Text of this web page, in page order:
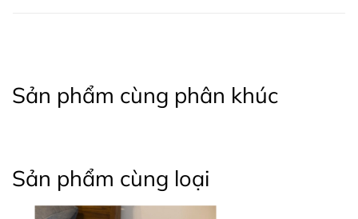
Sản phẩm cùng phân khúc
Sản phẩm cùng loại